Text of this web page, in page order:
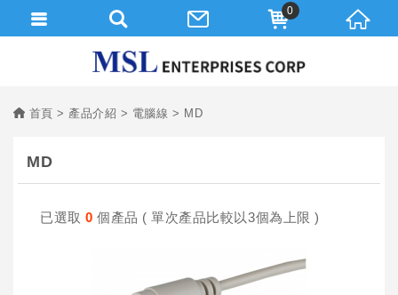
首頁 產品介紹 電腦線 MD
MD
已選取 0個產品 ( 單次產品比較以3個為上限 )
0